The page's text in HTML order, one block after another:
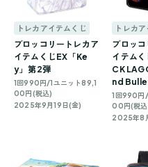
トレカアイテムくじ
ブロッコリートレカア
イテムくじEX「Ke
y」第2弾
1回990円/1ユニット89,1
00円(税込)
2025年9月19日(金)
トレカ
ブロッ
イテム
CK
nd
1回990円/
00円(税
2025年8